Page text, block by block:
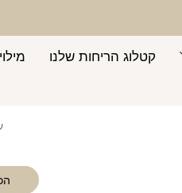
קטלוג הריחות שלנו